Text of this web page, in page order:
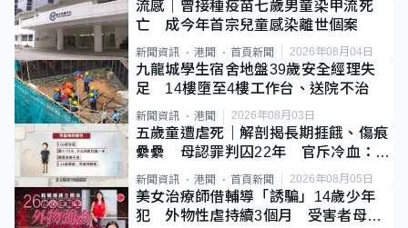
流感｜曾接種疫苗七歲男童染甲流死
亡 成今年首宗兒童感染離世個案
新聞資訊 港聞 首頁新聞 2026年08月04日
九龍城學生宿舍地盤39歲安全經理失
足 14樓墮至4樓工作台、送院不治
新聞資訊 港聞 2026年08月03日
五歲童遭虐死｜解剖揭長期捱餓、傷痕
纍纍 母認罪判囚22年 官斥冷血：同
類案最惡劣
新聞資訊 港聞 首頁新聞 2026年08月05日
美女治療師借輔導「誘騙」14歲少年
犯 外物性虐持續3個月 受害者母：